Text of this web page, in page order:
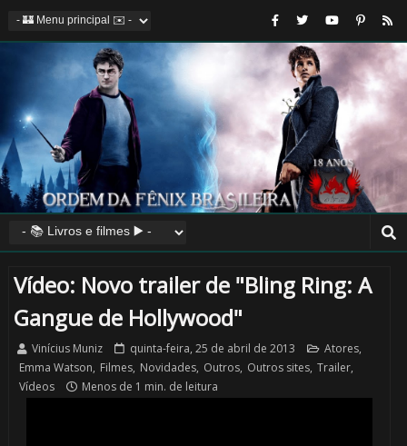
Vídeo: Novo trailer de "Bling Ring: A
Gangue de Hollywood"
Vinícius Muniz quinta-feira, 25 de abril de 2013 Atores,
Emma Watson, Filmes, Novidades, Outros, Outros sites, Trailer,
Vídeos
Menos de 1 min. de leitura
⚡